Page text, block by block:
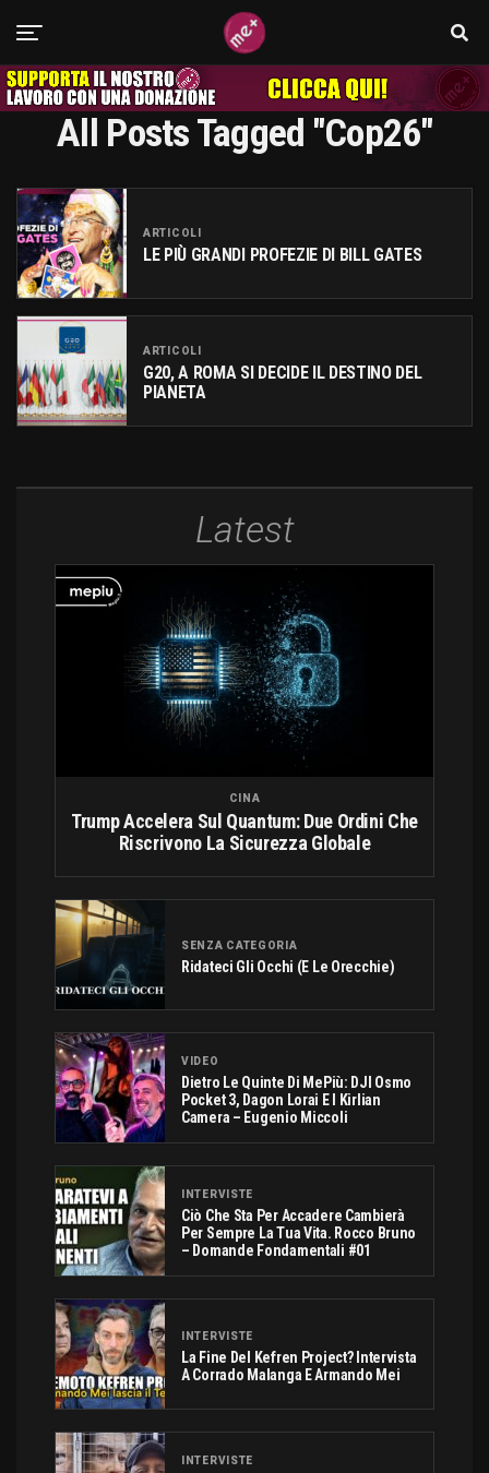
All Posts Tagged "Cop26"
ARTICOLI
LE PIÙ GRANDI PROFEZIE DI BILL GATES
ARTICOLI
G20, A ROMA SI DECIDE IL DESTINO DEL
PIANETA
Latest
CINA
Trump Accelera Sul Quantum: Due Ordini Che
Riscrivono La Sicurezza Globale
SENZA CATEGORIA
Ridateci Gli Occhi (e Le Orecchie)
VIDEO
Dietro Le Quinte Di MePiù: DJI Osmo
Pocket 3, Dagon Lorai E I Kirlian
Camera – Eugenio Miccoli
INTERVISTE
Ciò Che Sta Per Accadere Cambierà
Per Sempre La Tua Vita. Rocco Bruno
– Domande Fondamentali #01
INTERVISTE
La Fine Del Kefren Project? Intervista
A Corrado Malanga E Armando Mei
INTERVISTE